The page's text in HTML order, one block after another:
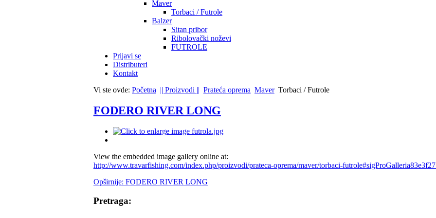
Maver
Torbaci / Futrole
Balzer
Sitan pribor
Ribolovački noževi
FUTROLE
Prijavi se
Distributeri
Kontakt
Vi ste ovde: Početna || Proizvodi || Prateća oprema Maver Torbaci / Futrole
FODERO RIVER LONG
View the embedded image gallery online at:
http://www.travarfishing.com/index.php/proizvodi/prateca-oprema/maver/torbaci-
Opširnije: FODERO RIVER LONG
Pretraga: